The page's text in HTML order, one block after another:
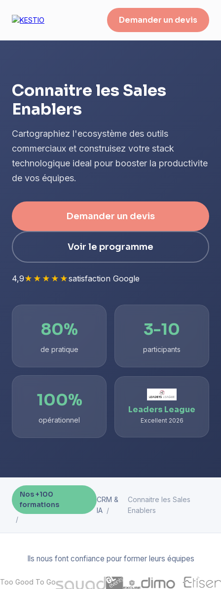
Demander un devis
Connaitre les Sales
Enablers
Cartographiez l'ecosystème des outils
commerciaux et construisez votre stack
technologique ideal pour booster la productivite
de vos équipes.
Demander un devis
Voir le programme
4,9★★★★★satisfaction Google
80%
de pratique
3-10
participants
100%
opérationnel
Leaders League
Excellent 2026
Nos +100
formations
CRM &
IA
Connaitre les Sales
Enablers
Ils nous font confiance pour former leurs équipes